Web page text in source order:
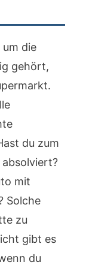
die
gehört,
du zum
mit
Solche
zu
gibt es
du